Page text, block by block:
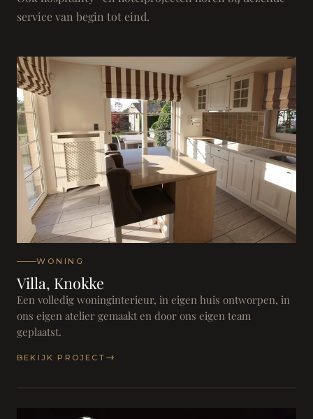
service van begin tot eind.
WONING
Villa, Knokke
Een volledig woninginterieur, in eigen huis ontworpen, in
ons eigen atelier gemaakt en door ons eigen team
geplaatst.
BEKIJK PROJECT